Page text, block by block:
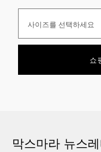
사이즈를 선택하세요
쇼
막스마라 뉴스